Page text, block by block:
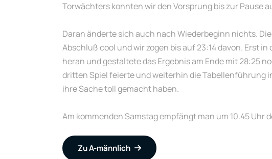
Torwächters konnten wir den Vorsprung bis zur Pause
Daran änderte sich auch nach Wiederbeginn nichts.
Abschluß cool und wir zogen bis auf 23:14 davon. Erst
heran und gestaltete das Ergebnis am Ende mit 28:25
dritten Spiel feierte und weiterhin die Tabellenführung
ihre Sache toll gemacht haben.
Am kommenden Samstag empfängt man um 10.45 Uhr
Zu A-männlich